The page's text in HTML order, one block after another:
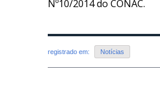
Nº10/2014 do CONAC.
registrado em: Notícias